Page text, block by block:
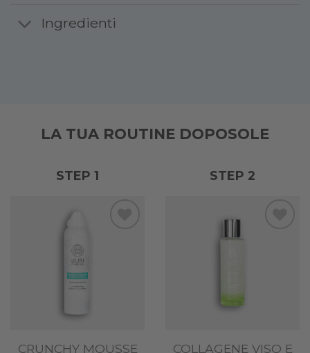
Ingredienti
LA TUA ROUTINE DOPOSOLE
STEP 1
CRUNCHY MOUSSE
STEP 2
COLLAGENE VISO E